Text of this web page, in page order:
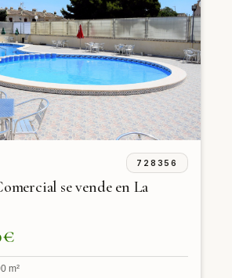
728356
se vende en La
m²